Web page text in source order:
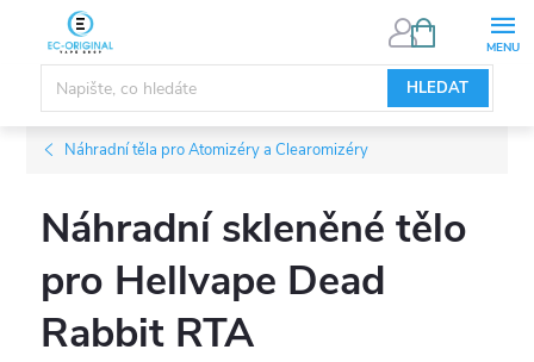
obsah
HLEDAT
NÁKUPNÍ
Náhradní těla pro Atomizéry a Clearomizéry
Náhradní skleněné tělo
pro Hellvape Dead
Rabbit RTA